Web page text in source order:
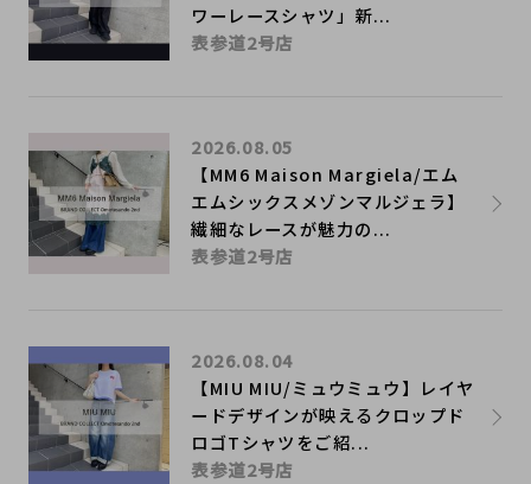
ワーレースシャツ」新...
表参道2号店
【MM6 Maison Margiela/エム
エムシックスメゾンマルジェラ】
繊細なレースが魅力の...
2026.08.05
表参道2号店
【MIU MIU/ミュウミュウ】レイヤ
ードデザインが映えるクロップド
ロゴTシャツをご紹...
2026.08.04
表参道2号店